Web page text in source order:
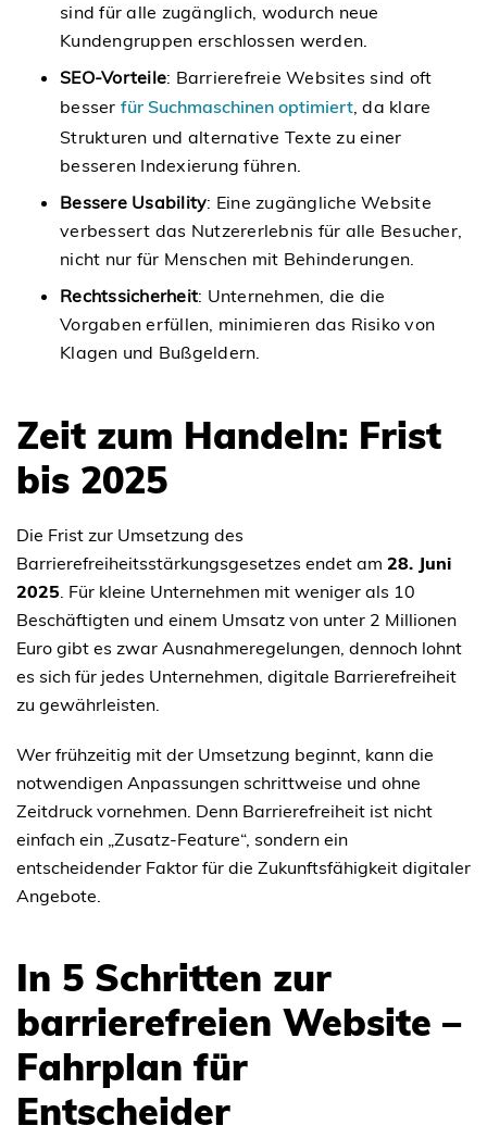
sind für alle zugänglich, wodurch neue
Kundengruppen erschlossen werden.
SEO-Vorteile: Barrierefreie Websites sind oft
besser für Suchmaschinen optimiert, da klare
Strukturen und alternative Texte zu einer
besseren Indexierung führen.
Bessere Usability: Eine zugängliche Website
verbessert das Nutzererlebnis für alle Besucher,
nicht nur für Menschen mit Behinderungen.
Rechtssicherheit: Unternehmen, die die
Vorgaben erfüllen, minimieren das Risiko von
Klagen und Bußgeldern.
Zeit zum Handeln: Frist
bis 2025
Die Frist zur Umsetzung des
Barrierefreiheitsstärkungsgesetzes endet am 28. Juni
2025 . Für kleine Unternehmen mit weniger als 10
Beschäftigten und einem Umsatz von unter 2 Millionen
Euro gibt es zwar Ausnahmeregelungen, dennoch lohnt
es sich für jedes Unternehmen, digitale Barrierefreiheit
zu gewährleisten.
Wer frühzeitig mit der Umsetzung beginnt, kann die
notwendigen Anpassungen schrittweise und ohne
Zeitdruck vornehmen. Denn Barrierefreiheit ist nicht
einfach ein „Zusatz-Feature“, sondern ein
entscheidender Faktor für die Zukunftsfähigkeit digitaler
Angebote.
In 5 Schritten zur
barrierefreien Website –
Fahrplan für
Entscheider